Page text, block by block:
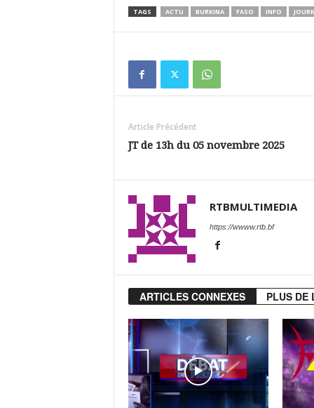
TAGS ACTU BURKINA FASO INFO
Article Précédent
JT de 13h du 05 novembre 2025
RTBMULTIMEDIA
https://wwww.rtb.bf
ARTICLES CONNEXES PLUS DE